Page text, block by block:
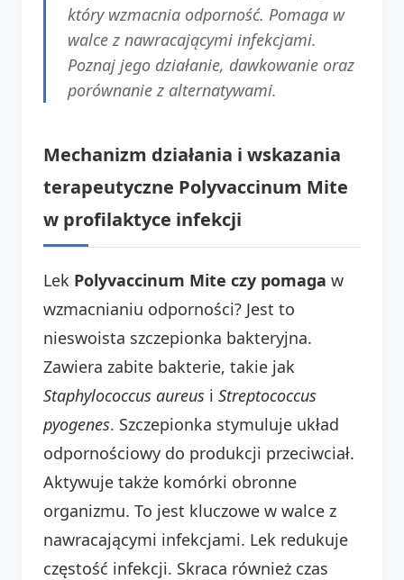
który wzmacnia odporność. Pomaga w
walce z nawracającymi infekcjami.
Poznaj jego działanie, dawkowanie oraz
porównanie z alternatywami.
Mechanizm działania i wskazania
terapeutyczne Polyvaccinum Mite
w profilaktyce infekcji
Lek Polyvaccinum Mite czy pomaga w
wzmacnianiu odporności? Jest to
nieswoista szczepionka bakteryjna.
Zawiera zabite bakterie, takie jak
Staphylococcus aureus i Streptococcus
pyogenes. Szczepionka stymuluje układ
odpornościowy do produkcji przeciwciał.
Aktywuje także komórki obronne
organizmu. To jest kluczowe w walce z
nawracającymi infekcjami. Lek redukuje
częstość infekcji. Skraca również czas